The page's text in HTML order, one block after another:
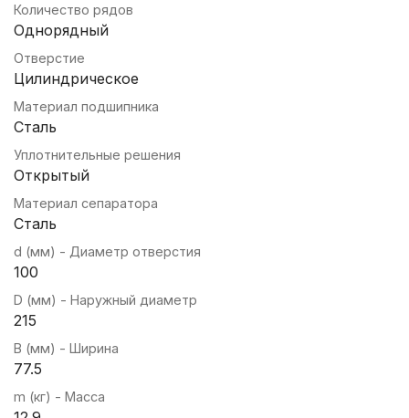
Количество рядов
Однорядный
Отверстие
Цилиндрическое
Материал подшипника
Сталь
Уплотнительные решения
Открытый
Материал сепаратора
Сталь
d (мм) - Диаметр отверстия
100
D (мм) - Наружный диаметр
215
B (мм) - Ширина
77.5
m (кг) - Масса